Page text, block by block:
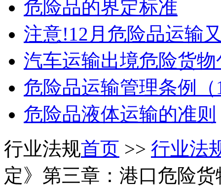
危险品的界定标准
注意!12月危险品运输
汽车运输出境危险货
危险品运输管理条例（
危险品液体运输的准则
行业法规首页 >> 行业法
定》第三章：港口危险